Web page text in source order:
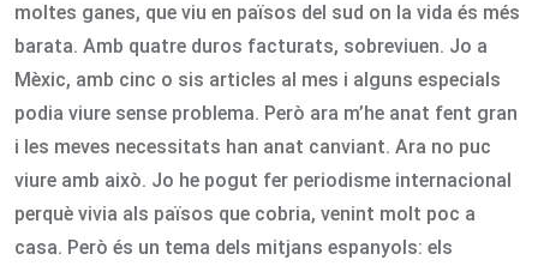
moltes ganes, que viu en països del sud on la vida és més
barata. Amb quatre duros facturats, sobreviuen. Jo a
Mèxic, amb cinc o sis articles al mes i alguns especials
podia viure sense problema. Però ara m’he anat fent gran
i les meves necessitats han anat canviant. Ara no puc
viure amb això. Jo he pogut fer periodisme internacional
perquè vivia als països que cobria, venint molt poc a
casa. Però és un tema dels mitjans espanyols: els